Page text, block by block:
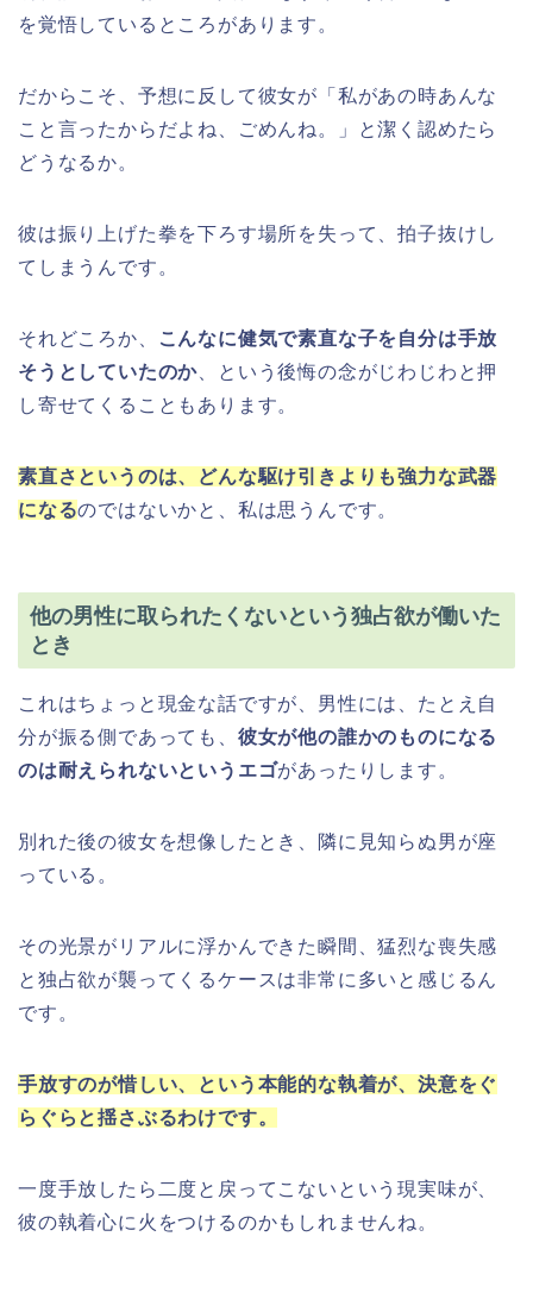
を覚悟しているところがあります。
だからこそ、予想に反して彼女が「私があの時あんな
こと言ったからだよね、ごめんね。」と潔く認めたら
どうなるか。
彼は振り上げた拳を下ろす場所を失って、拍子抜けし
てしまうんです。
それどころか、
こんなに健気で素直な子を自分は手放
そうとしていたのか 、という後悔の念がじわじわと押
し寄せてくることもあります。
素直さというのは、どんな駆け引きよりも強力な武器
になるのではないかと、私は思うんです。
他の男性に取られたくないという独占欲が働いた
とき
これはちょっと現金な話ですが、男性には、たとえ自
分が振る側であっても、 彼女が他の誰かのものになる
のは耐えられないというエゴがあったりします。
別れた後の彼女を想像したとき、隣に見知らぬ男が座
っている。
その光景がリアルに浮かんできた瞬間、猛烈な喪失感
と独占欲が襲ってくるケースは非常に多いと感じるん
です。
手放すのが惜しい、という本能的な執着が、決意をぐ
らぐらと揺さぶるわけです。
一度手放したら二度と戻ってこないという現実味が、
彼の執着心に火をつけるのかもしれませんね。